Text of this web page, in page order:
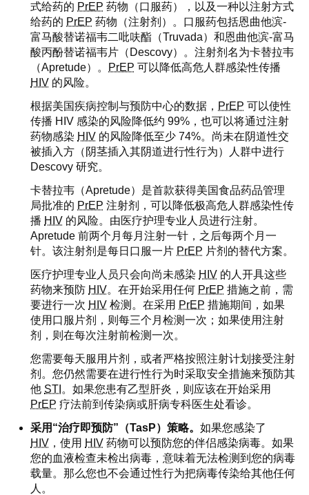
式给药的 PrEP 药物（口服药），以及一种以注射方式
给药的 PrEP 药物（注射剂）。口服药包括恩曲他滨-
富马酸替诺福韦二吡呋酯（Truvada）和恩曲他滨-富马
酸丙酚替诺福韦片（Descovy）。注射剂名为卡替拉韦
（Apretude）。
PrEP 可以降低高危人群感染性传播
HIV 的风险。
根据美国疾病控制与预防中心的数据， PrEP 可以使性
传播 HIV 感染的风险降低约 99%，也可以将通过注射
药物感染 HIV 的风险降低至少 74%。尚未在阴道性交
被插入方（阴茎插入其阴道进行性行为）人群中进行
Descovy 研究。
卡替拉韦（Apretude）是首款获得美国食品药品管理
局批准的 PrEP 注射剂，可以降低极高危人群感染性传
播 HIV 的风险。由医疗护理专业人员进行注射。
Apretude 前两个月每月注射一针，之后每两个月一
针。该注射剂是每日口服一片 PrEP 片剂的替代方案。
医疗护理专业人员只会向尚未感染 HIV 的人开具这些
药物来预防 HIV。在开始采用任何 PrEP 措施之前，需
要进行一次 HIV 检测。在采用 PrEP 措施期间，如果
使用口服片剂，则每三个月检测一次；如果使用注射
剂，则在每次注射前检测一次。
您需要每天服用片剂，或者严格按照注射计划接受注射
剂。您仍然需要在进行性行为时采取安全措施来预防其
他 STI 。如果您患有乙型肝炎，则应该在开始采用
PrEP 疗法前到传染病或肝病专科医生处看诊。
采用“治疗即预防”（TasP）策略。 如果您感染了
HIV ，使用 HIV 药物可以预防您的伴侣感染病毒。如果
您的血液检查未检出病毒，意味着无法检测到您的病毒
载量。那么您也不会通过性行为把病毒传染给其他任何
人。